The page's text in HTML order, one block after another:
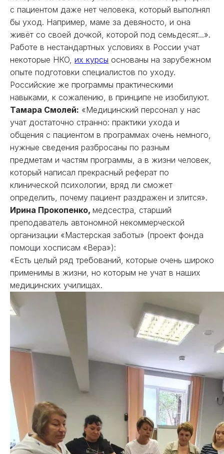
с пациентом даже нет человека, который выполнял
бы уход. Например, маме за девяносто, и она
живёт со своей дочкой, которой под семьдесят...».
Работе в нестандартных условиях в России учат
некоторые НКО, их курсы основаны на зарубежном
опыте подготовки специалистов по уходу.
Российские же программы практическими
навыками, к сожалению, в принципе не изобилуют.
Тамара Смолей: «Медицинский персонал у нас
учат достаточно странно: практики ухода и
общения с пациентом в программах очень немного,
нужные сведения разбросаны по разным
предметам и частям программы, а в жизни человек,
который написал прекрасный реферат по
клинической психологии, вряд ли сможет
определить, почему пациент раздражен и злится».
Ирина Прокопенко, медсестра, старший
преподаватель автономной некоммерческой
организации «Мастерская заботы» (проект фонда
помощи хосписам «Вера»):
«Есть целый ряд требований, которые очень широко
применимы в жизни, но которым не учат в наших
медицинских училищах.